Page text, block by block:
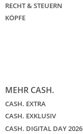
RECHT & STEUERN
KÖPFE
MEHR CASH.
CASH. EXTRA
CASH. EXKLUSIV
CASH. DIGITAL DAY 2026